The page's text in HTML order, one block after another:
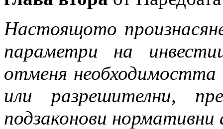
Настоящото
параметри на
отменя необходимостта
или разрешителни,
подзаконови нормативни